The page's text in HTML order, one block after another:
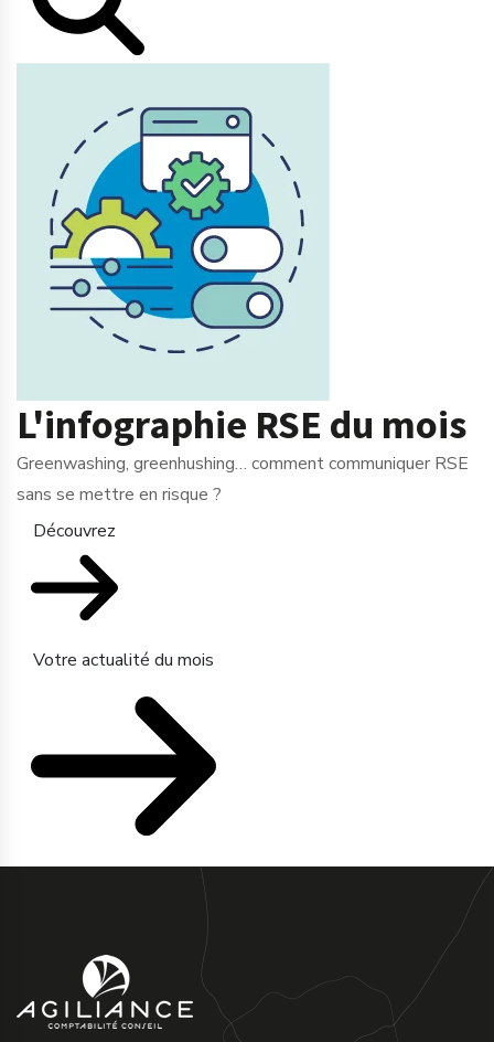
L'infographie RSE du mois
Greenwashing, greenhushing… comment communiquer RSE
sans se mettre en risque ?
Découvrez
Votre actualité du mois